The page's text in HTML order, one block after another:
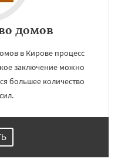
домов
в Кирове процесс
заключение можно
большее количество